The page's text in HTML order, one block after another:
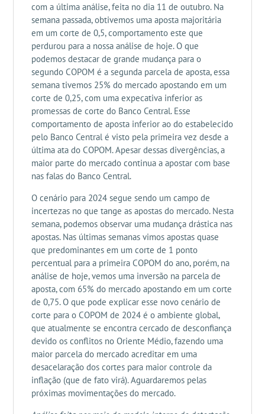
com a última análise, feita no dia 11 de outubro. Na
semana passada, obtivemos uma aposta majoritária
em um corte de 0,5, comportamento este que
perdurou para a nossa análise de hoje. O que
podemos destacar de grande mudança para o
segundo COPOM é a segunda parcela de aposta, essa
semana tivemos 25% do mercado apostando em um
corte de 0,25, com uma expecativa inferior as
promessas de corte do Banco Central. Esse
comportamento de aposta inferior ao do estabelecido
pelo Banco Central é visto pela primeira vez desde a
última ata do COPOM. Apesar dessas divergências, a
maior parte do mercado continua a apostar com base
nas falas do Banco Central.
O cenário para 2024 segue sendo um campo de
incertezas no que tange as apostas do mercado. Nesta
semana, podemos observar uma mudança drástica nas
apostas. Nas últimas semanas vimos apostas quase
que predominantes em um corte de 1 ponto
percentual para a primeira COPOM do ano, porém, na
análise de hoje, vemos uma inversão na parcela de
aposta, com 65% do mercado apostando em um corte
de 0,75. O que pode explicar esse novo cenário de
corte para o COPOM de 2024 é o ambiente global,
que atualmente se encontra cercado de desconfiança
devido os conflitos no Oriente Médio, fazendo uma
maior parcela do mercado acreditar em uma
desacelaração dos cortes para maior controle da
inflação (que de fato virá). Aguardaremos pelas
próximas movimentações do mercado.